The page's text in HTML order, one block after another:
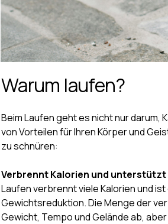
Warum laufen?
Beim Laufen geht es nicht nur darum,
von Vorteilen für Ihren Körper und
zu schnüren:
Verbrennt Kalorien und
Laufen verbrennt viele Kalorien und
Gewichtsreduktion. Die Menge der
Gewicht, Tempo und Gelände ab,